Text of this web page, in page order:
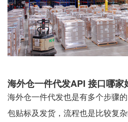
海外仓一件代发API 接口哪家
海外仓一件代发也是有多个步骤
包贴标及发货，流程也是比较复